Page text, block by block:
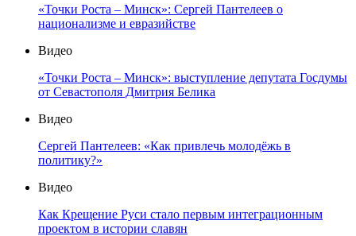
«Точки Роста – Минск»: Сергей Пантелеев о
национализме и евразийстве
Видео
«Точки Роста – Минск»: выступление депутата Госдумы
от Севастополя Дмитрия Белика
Видео
Сергей Пантелеев: «Как привлечь молодёжь в
политику?»
Видео
Как Крещение Руси стало первым интеграционным
проектом в истории славян